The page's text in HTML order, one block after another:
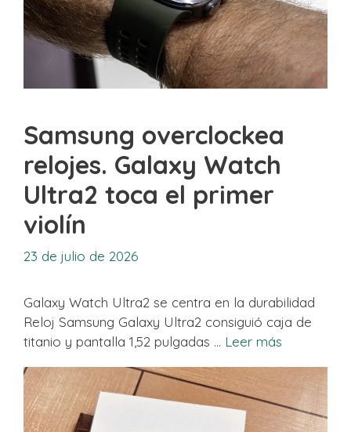
Samsung overclockea
relojes. Galaxy Watch
Ultra2 toca el primer
violín
23 de julio de 2026
Galaxy Watch Ultra2 se centra en la durabilidad
Reloj Samsung Galaxy Ultra2 consiguió caja de
titanio y pantalla 1,52 pulgadas … Leer más